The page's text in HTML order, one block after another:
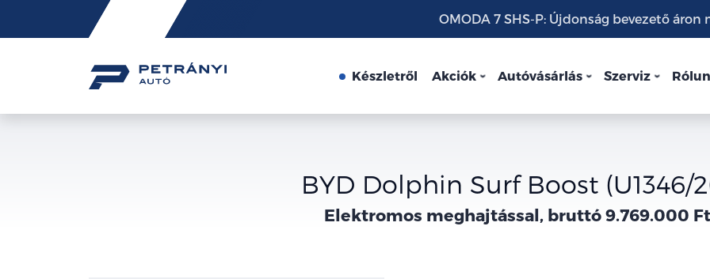
Friss
hírek
OMODA 7 SHS-P: Újdonság bevezető
Készletről Akciók Autóvásárlás Szerviz
BYD Dolphin Surf Boost (U1346/
Elektromos meghajtással, bruttó 9.769.000